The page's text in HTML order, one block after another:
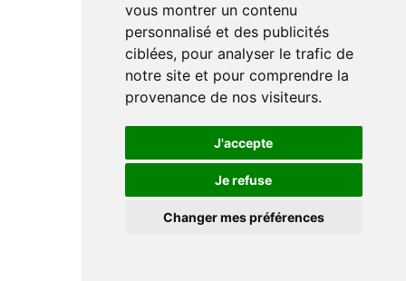
vous montrer un contenu
personnalisé et des publicités
ciblées, pour analyser le trafic de
notre site et pour comprendre la
provenance de nos visiteurs.
J'accepte
Je refuse
Changer mes préférences